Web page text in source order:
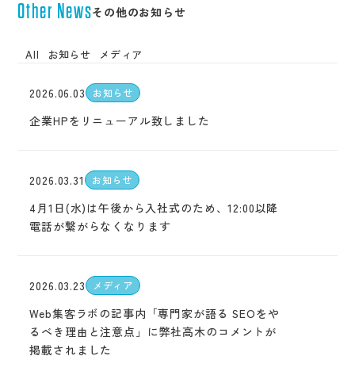
企業サイト
採用動画
企業動画
サービス
採用サイト制作
採用パンフレット制作
採用ツール制作
企業サイト制作
企業動画制作
サービスサイト制作
営業パンフレット制作
社員紹介
お役立ち情報
よくある質問
プライバシーポリシー
Other Newsその他のお知らせ
All お知らせ メディア
2026.06.03 お知らせ
企業HPをリニューアル致しました
2026.03.31 お知らせ
4月1日(水)は午後から入社式のため、12:00以降
電話が繋がらなくなります
2026.03.23 メディア
Web集客ラボの記事内「専門家が語る SEOをや
るべき理由と注意点」に弊社高木のコメントが
掲載されました